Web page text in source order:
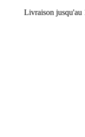
Livraison jusqu'au